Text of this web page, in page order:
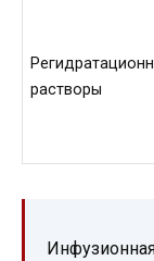
растворы